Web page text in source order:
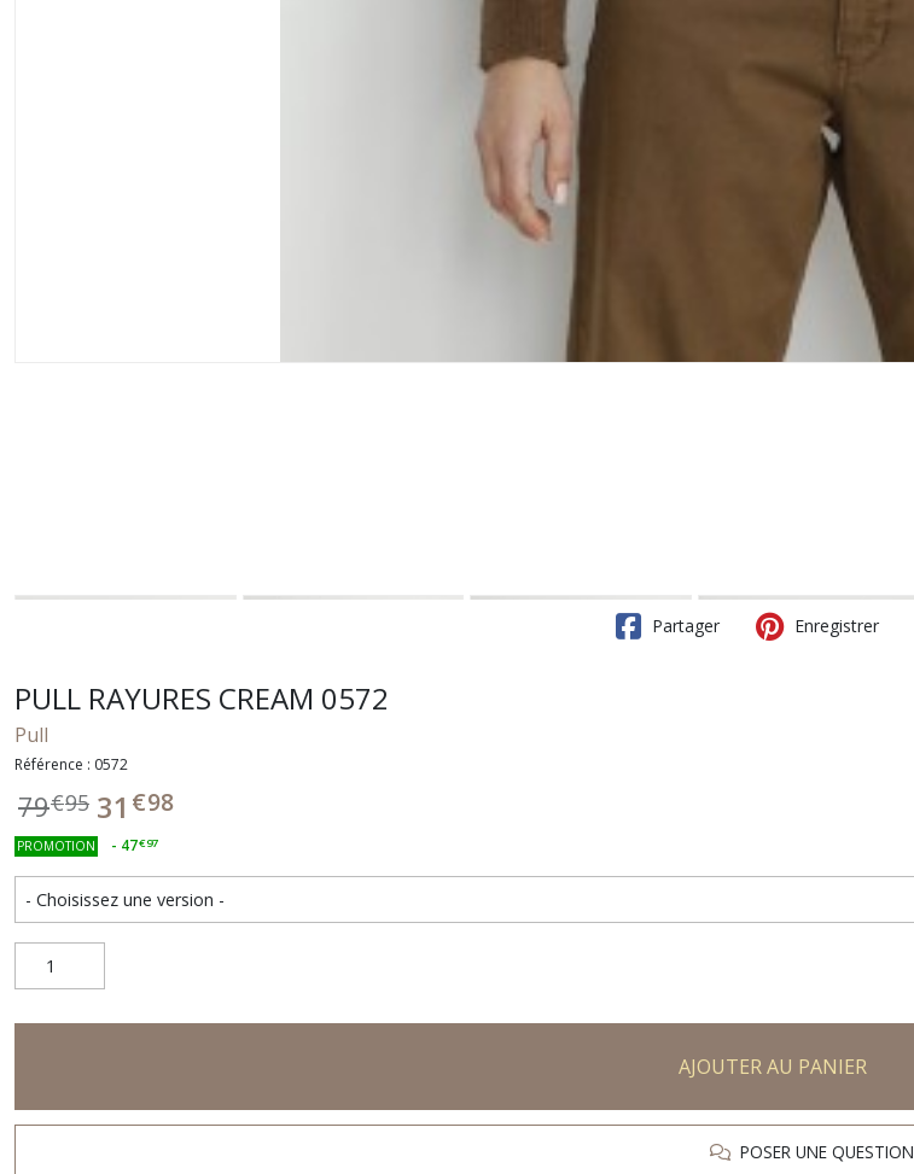
Partager Enregistrer
PULL RAYURES CREAM 0572
Pull
Référence : 0572
79€95 31 €98
PROMOTION - 47€97
AJOUTER AU PANIER
POSER UNE QUESTION